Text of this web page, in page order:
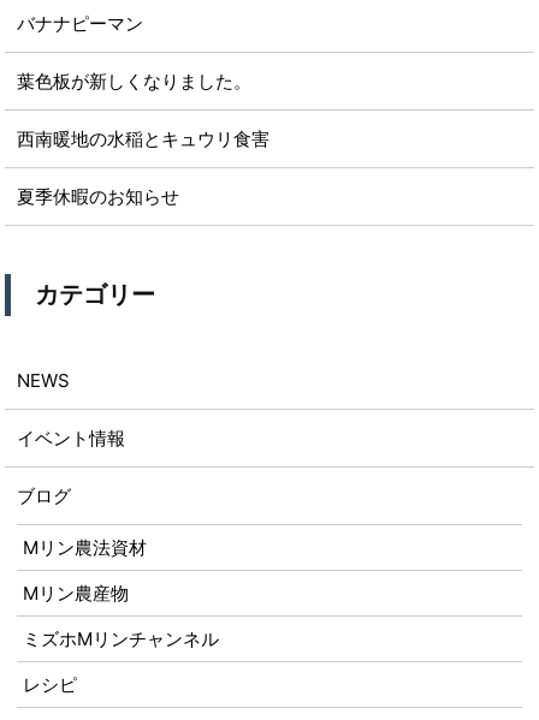
バナナピーマン
葉色板が新しくなりました。
西南暖地の水稲とキュウリ食害
夏季休暇のお知らせ
カテゴリー
NEWS
イベント情報
ブログ
Mリン農法資材
Mリン農産物
ミズホMリンチャンネル
レシピ